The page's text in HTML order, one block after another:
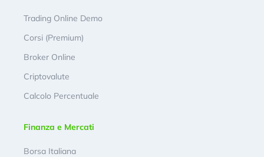
Trading Online Demo
Corsi (Premium)
Broker Online
Criptovalute
Calcolo Percentuale
Finanza e Mercati
Borsa Italiana